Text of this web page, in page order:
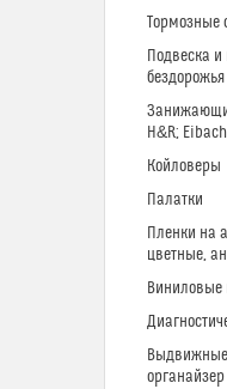
Тормозные
Подвеска
H&R; Eibach
Койловеры
Палатки
Пленки на
цветные,
Виниловые